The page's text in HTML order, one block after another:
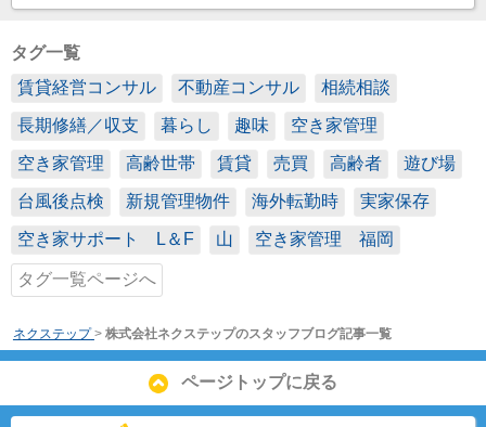
タグ一覧
賃貸経営コンサル
不動産コンサル 相続相談
長期修繕／収支 暮らし 趣味 空き家管理
空き家管理 高齢世帯 賃貸 売買 高齢者 遊び場
台風後点検 新規管理物件 海外転勤時 実家保存
空き家サポート L＆F 山 空き家管理 福岡
タグ一覧ページへ
ネクステップ > 株式会社ネクステップのスタッフブログ記事一覧
ページトップに戻る